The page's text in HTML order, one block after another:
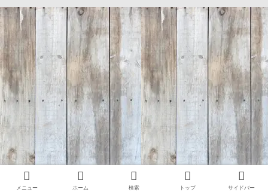
メニュー ホーム 検索 トップ サイドバー